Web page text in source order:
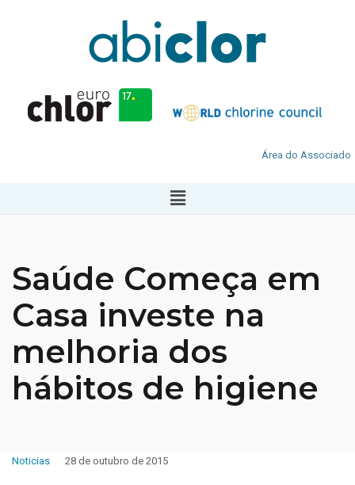
Área do Associado
Saúde Começa em
Casa investe na
melhoria dos
hábitos de higiene
Noticias 28 de outubro de 2015